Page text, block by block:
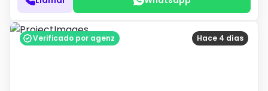
Hace 4 días
Verificado por agenz